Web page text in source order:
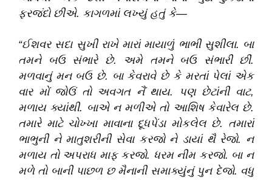
ફરજંદો છીએ. કાગળમાં લખ્યું હતું કે—
“ઈશવર સદા સુખી રાખે મારાં માયાળું ભાભી સુશીલા. બા
તમને બઉ સંભારે છે. અમે તમને બઉ સંભારી છીં.
મળવાનું મન બઉ છે. બા કેવરાવે છે કે મરતાં પેલાં એક
વાર મોં જોઉં તો અવગત નૈં થાય. પણ છેટાંની વાટ,
મળાય ક્યાંથી. બાએ ન મળીએ તો આશિષ કેવારેલ છે.
તમારે માટે ચોખ્ખા માવાના દૂધપેંડા મોકલેલ છે. તમારાં
ભાભુની ને માતુશરીની સેવા કરજો ને ડાયાં થૈ રેજો. ન
મળાય તો અપરાધ માફ કરજો. ધરમ નીમ કરજો. બા ન
મળે તો બાની પાછળ છ મૈનાની સમાક્યુંનું પુન દેજો. વધુ